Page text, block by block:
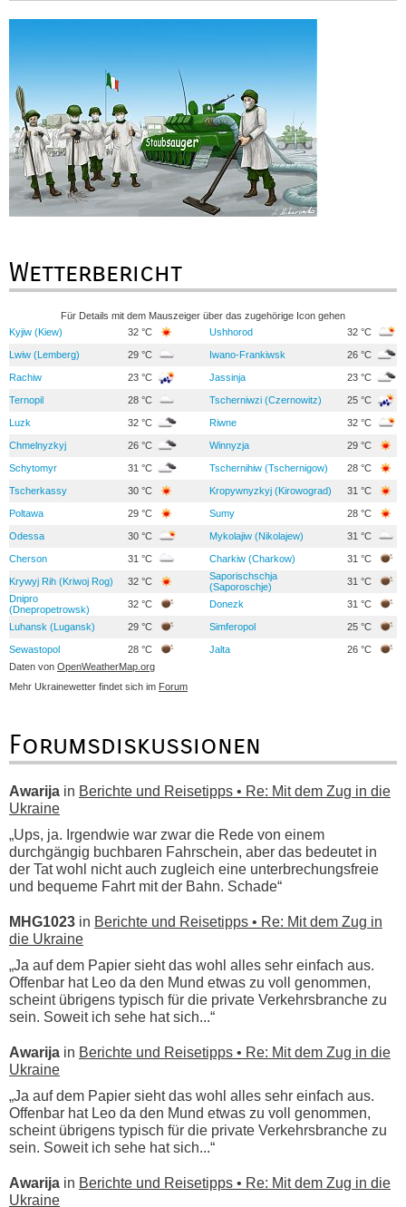
Wetterbericht
Für Details mit dem Mauszeiger über das zugehörige Icon gehen
Kyjiw (Kiew)
32 °C Ushhorod 32 °C
Lwiw (Lemberg) 29 °C Iwano-Frankiwsk 26 °C
Rachiw 23 °C Jassinja 23 °C
Ternopil 28 °C Tscherniwzi (Czernowitz) 25 °C
Luzk 32 °C Riwne 32 °C
Chmelnyzkyj 26 °C Winnyzja 29 °C
Schytomyr 31 °C Tschernihiw (Tschernigow) 28 °C
Tscherkassy 30 °C Kropywnyzkyj (Kirowograd) 31 °C
Poltawa 29 °C Sumy 28 °C
Odessa 30 °C Mykolajiw (Nikolajew) 31 °C
Cherson 31 °C Charkiw (Charkow) 31 °C
Krywyj Rih (Kriwoj Rog) 32 °C
Saporischschja
(Saporoschje)
31 °C
Dnipro
(Dnepropetrowsk)
32 °C Donezk 31 °C
Luhansk (Lugansk) 29 °C Simferopol 25 °C
Sewastopol 28 °C Jalta
26 °C
Daten von OpenWeatherMap.org
Mehr Ukrainewetter findet sich im Forum
Forumsdiskussionen
Awarija in Berichte und Reisetipps • Re: Mit dem Zug in die
Ukraine
„Ups, ja. Irgendwie war zwar die Rede von einem
durchgängig buchbaren Fahrschein, aber das bedeutet in
der Tat wohl nicht auch zugleich eine unterbrechungsfreie
und bequeme Fahrt mit der Bahn. Schade“
MHG1023 in Berichte und Reisetipps • Re: Mit dem Zug in
die Ukraine
„Ja auf dem Papier sieht das wohl alles sehr einfach aus.
Offenbar hat Leo da den Mund etwas zu voll genommen,
scheint übrigens typisch für die private Verkehrsbranche zu
sein. Soweit ich sehe hat sich...“
Awarija in Berichte und Reisetipps • Re: Mit dem Zug in die
Ukraine
„Ja auf dem Papier sieht das wohl alles sehr einfach aus.
Offenbar hat Leo da den Mund etwas zu voll genommen,
scheint übrigens typisch für die private Verkehrsbranche zu
sein. Soweit ich sehe hat sich...“
Awarija in Berichte und Reisetipps • Re: Mit dem Zug in die
Ukraine